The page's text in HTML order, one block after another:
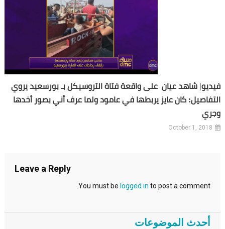
فيديو| شاهد عيان على واقعة فتاة التروسيكل بـ بورسعيد يروي
التفاصيل: كان عايز يربطها في عامود ولما عرف أني بصور أخدها
وجري
October 1, 2018
Leave a Reply
You must be logged in to post a comment.
أحدث الموضوعات